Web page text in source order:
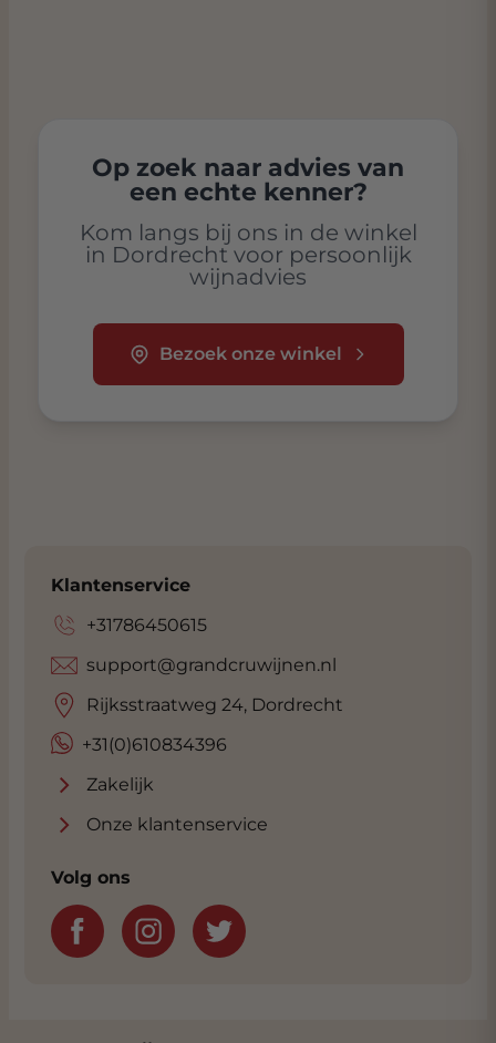
Op zoek naar advies van
een echte kenner?
Kom langs bij ons in de winkel
in Dordrecht voor persoonlijk
wijnadvies
Bezoek onze winkel
Klantenservice
+31786450615
+31(0)610834396
support@grandcruwijnen.nl
Rijksstraatweg 24, Dordrecht
Zakelijk
Onze klantenservice
Volg ons